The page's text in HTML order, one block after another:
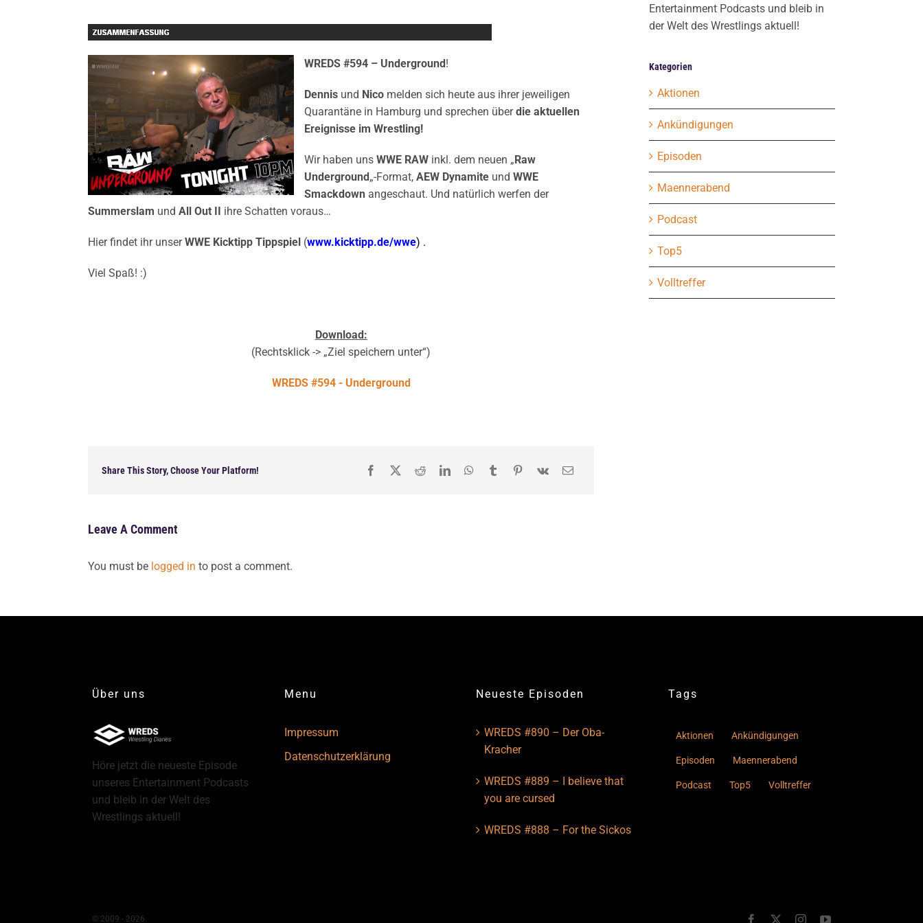
WREDS #594 – Underground!
Dennis und Nico melden sich heute aus ihrer jeweiligen
Quarantäne in Hamburg und sprechen überdie aktuellen
Ereignisse im Wrestling!
Wir haben unsWWE RAW inkl. dem neuen „Raw
Underground„-Format,AEW Dynamite undWWE
Smackdown angeschaut. Und natürlich werfen der
Summerslam undAll Out II ihre Schatten voraus…
Hier findet ihr unserWWE Kicktipp Tippspiel (www.kicktipp.de/wwe) .
Viel Spaß! :)
Download:
(Rechtsklick -> „Ziel speichern unter“)
WREDS #594 - Underground
Share This Story, Choose Your Platform!
Leave A Comment
You must be logged in to post a comment.
Entertainment Podcasts und bleib in
der Welt des Wrestlings aktuell!
Kategorien
Aktionen
Ankündigungen
Episoden
Maennerabend
Podcast
Top5
Volltreffer
Über uns
Höre jetzt die neueste Episode
unseres Entertainment Podcasts
und bleib in der Welt des
Wrestlings aktuell!
Menu
Impressum
Datenschutzerklärung
Neueste Episoden
WREDS #890 – Der Oba-
Kracher
WREDS #889 – I believe that
you are cursed
WREDS #888 – For the Sickos
Tags
Aktionen Ankündigungen
Episoden Maennerabend
Podcast Top5 Volltreffer
© 2009 - 2026